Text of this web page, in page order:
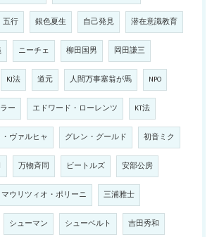
五行 銀色夏生 自己発見 潜在意識教育
ニーチェ 柳田国男 岡田謙三
KJ法 道元 人間万事塞翁が馬 NPO
ー エドワード・ローレンツ KT法
ヴァルヒャ グレン・グールド 初音ミク
万物斉同 ビートルズ 安部公房
マウリツィオ・ポリーニ 三浦雅士
シューマン シューベルト 吉田秀和